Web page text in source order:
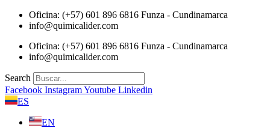
Saltar
Oficina: (+57) 601 896 6816 Funza - Cundinamarca
info@quimicalider.com
Oficina: (+57) 601 896 6816 Funza - Cundinamarca
info@quimicalider.com
Search
Facebook InstagramYoutube Linkedin
ES
EN